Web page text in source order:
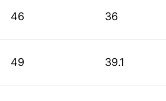
46 36
49 39.1